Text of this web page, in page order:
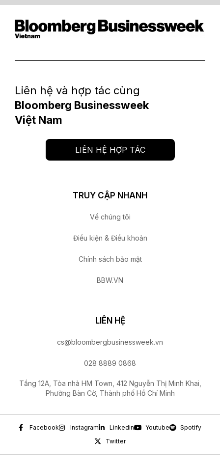
Liên hệ và hợp tác cùng
Bloomberg Businessweek
Việt Nam
LIÊN HỆ HỢP TÁC
TRUY CẬP NHANH
Về chúng tôi
Điều kiện & Điều khoản
Chính sách bảo mật
BBW.VN
LIÊN HỆ
cs@bloombergbusinessweek.vn
028 8889 0868
Tầng 12A, Tòa nhà HM Town, 412 Nguyễn Thị Minh Khai,
Phường Bàn Cờ, Thành phố Hồ Chí Minh
Facebook Instagram Linkedin Youtube
Spotify
Twitter